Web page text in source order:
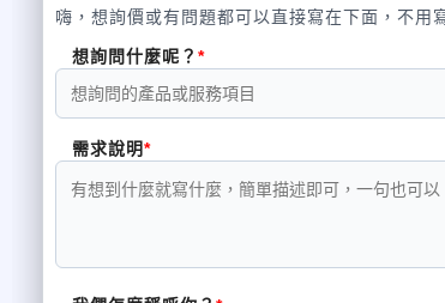
嗨，想詢價或有問題都可以直接寫在下面，不
想詢問什麼呢？
需求說明